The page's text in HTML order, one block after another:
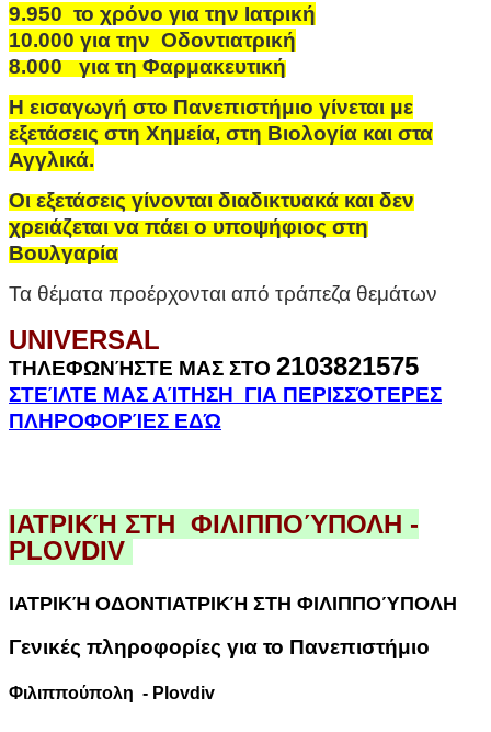
9.950 το χρόνο για την Ιατρική
10.000 για την Οδοντιατρική
8.000για τη Φαρμακευτική
Η εισαγωγή στο Πανεπιστήμιο γίνεται με
εξετάσεις στη Χημεία, στη Βιολογία και στα
Αγγλικά.
Οι εξετάσεις γίνονται διαδικτυακά και δεν
χρειάζεται να πάει ο υποψήφιος στη
Βουλγαρία
Τα θέματα προέρχονται από τράπεζα θεμάτων
UNIVERSAL
ΤΗΛΕΦΩΝΉΣΤΕ ΜΑΣ ΣΤΟ 2103821575
ΣΤΕΊΛΤΕ ΜΑΣ ΑΊΤΗΣΗ ΓΙΑ ΠΕΡΙΣΣΌΤΕΡΕΣ
ΠΛΗΡΟΦΟΡΊΕΣ ΕΔΏ
ΙΑΤΡΙΚΉ ΣΤΗ ΦΙΛΙΠΠΟΎΠΟΛΗ -
PLOVDIV
ΙΑΤΡΙΚΉ ΟΔΟΝΤΙΑΤΡΙΚΉ ΣΤΗ ΦΙΛΙΠΠΟΎΠΟΛΗ
Γενικές πληροφορίες για το Πανεπιστήμιο
Φιλιππούπολη - Plovdiv